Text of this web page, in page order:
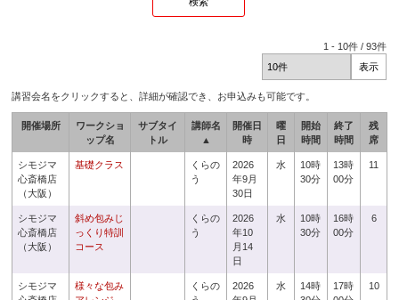
1 - 10件 /93件
講習会名をクリックすると、詳細が確認でき、お申込みも可能です。
開催場所
ワークショ
ップ名
サブタイ
トル
講師名
▲
開催日
時
曜
日
開始
時間
終了
時間
残
席
シモジマ
心斎橋店
（大阪）
基礎クラス
くらの
う
2026
年9月
30日
水
10時
30分
13時
00分
11
シモジマ
心斎橋店
（大阪）
斜め包みじ
っくり特訓
コース
くらの
う
2026
年10
月14
日
水
10時
30分
16時
00分
6
シモジマ
様々な包み
くらの
2026
水
14時
17時
10